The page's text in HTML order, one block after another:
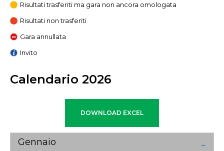
Risultati trasferiti ma gara non ancora omologata
Risultati non trasferiti
Gara annullata
Invito
Calendario 2026
Gennaio